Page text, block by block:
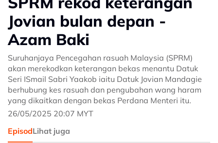
Jovian bulan depan -
Azam Baki
Suruhanjaya Pencegahan rasuah Malaysia (SPRM)
akan merekodkan keterangan bekas menantu Datuk
Seri ISmail Sabri Yaakob iaitu Datuk Jovian Mandagie
berhubung kes rasuah dan pengubahan wang haram
yang dikaitkan dengan bekas Perdana Menteri itu.
26/05/2025 20:07 MYT
EpisodLihat juga